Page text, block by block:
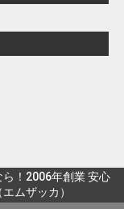
！2006年創業 安心
ムザッカ）